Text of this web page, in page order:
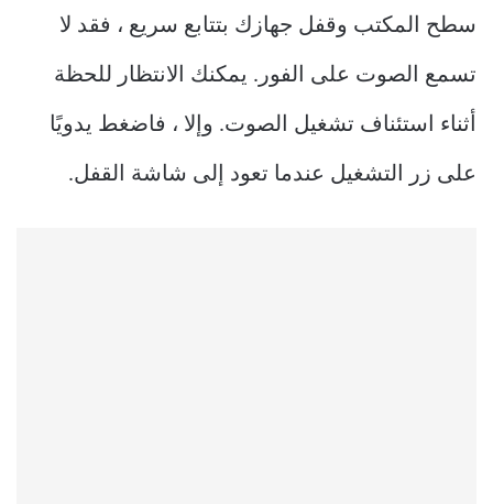
سطح المكتب وقفل جهازك بتتابع سريع ، فقد لا
تسمع الصوت على الفور. يمكنك الانتظار للحظة
أثناء استئناف تشغيل الصوت. وإلا ، فاضغط يدويًا
على زر التشغيل عندما تعود إلى شاشة القفل.